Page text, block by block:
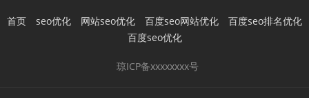
首页 seo优化 网站seo优化 百度seo网站优化
百度seo排名优化
百度seo优化
琼ICP备xxxxxxxx号